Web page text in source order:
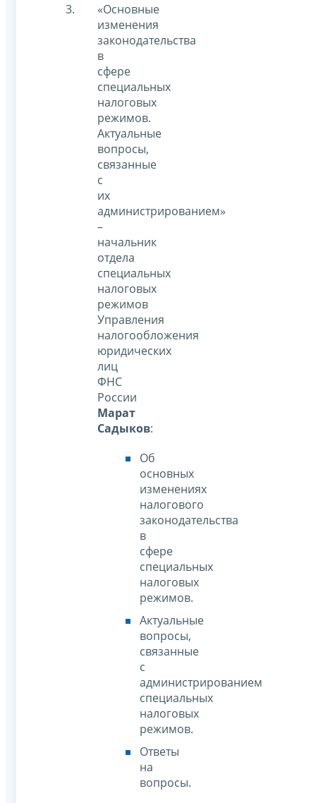
«Основные
изменения
законодательства
в
сфере
специальных
налоговых
режимов.
Актуальные
вопросы,
связанные
с
их
администрированием»
–
начальник
отдела
специальных
налоговых
режимов
Управления
налогообложения
юридических
лиц
ФНС
России
Марат
Садыков:
Об
основных
изменениях
налогового
законодательства
в
сфере
специальных
налоговых
режимов.
Актуальные
вопросы,
связанные
с
администрированием
специальных
налоговых
режимов.
Ответы
на
вопросы.